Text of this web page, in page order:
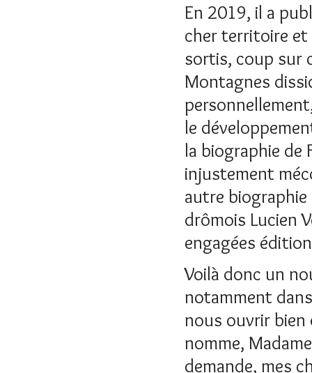
En 2019, il a
cher territoire et
sortis, coup sur
Montagnes
le
la biographie de
injustement
autre
drômois Lucien
engagées
Voilà donc un
notamment
nous ouvrir bien
nomme,
demande, mes